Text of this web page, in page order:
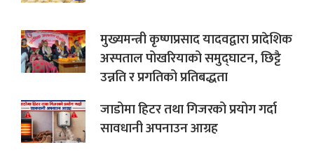
मुख्यमन्त्री कृष्णप्रसाद यादवद्वारा प्रादेशिक
अस्पताल पोखरियाको समुद्घाटन, छिट्टै
उन्नति र प्रगतिको प्रतिबद्धता
जाडोमा हिटर तथा गिजरको प्रयोग गर्दा
सावधानी अपनाउन आग्रह